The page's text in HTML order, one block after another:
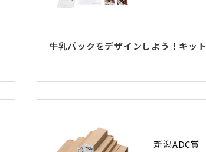
牛乳パックをデザインしよう！キット
新潟ADC賞